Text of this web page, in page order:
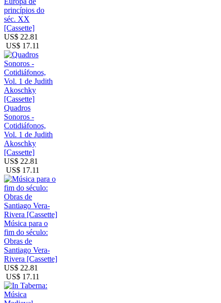
princípios do
séc. XX
[Cassette]
US$ 22.81
US$ 17.11
Quadros
Sonoros -
Cotidiáfonos,
Vol. 1 de Judith
Akoschky
[Cassette]
US$ 22.81
US$ 17.11
Música para o
fim do século:
Obras de
Santiago Vera-
Rivera [Cassette]
US$ 22.81
US$ 17.11